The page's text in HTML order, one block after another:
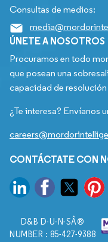
Consultas de medios:
ÚNETE A NOSOTROS
Procuramos en todo
que posean una
capacidad de
¿Te interesa? Envíanos
CONTÁCTATE CON
D&B D-U-N-SÂ®
NUMBER : 85-427-9388